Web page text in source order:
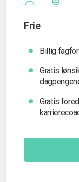
Frie
Billig
Gratis
Gratis